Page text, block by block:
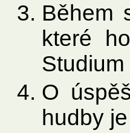
Během
které
O
hudby